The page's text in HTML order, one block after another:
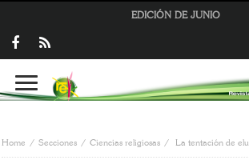
EDICIÓN DE JUNIO
Home Secciones Ciencias religiosas La tentación de